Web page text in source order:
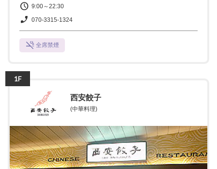
9:00～22:30
070-3315-1324
全席禁煙
1F
西安餃子
(中華料理)